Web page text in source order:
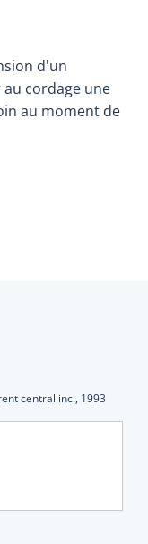
d'un
cordage une
au moment de
central inc., 1993